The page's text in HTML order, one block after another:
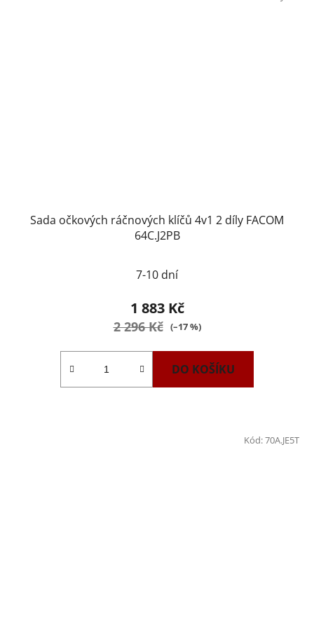
Sada očkových ráčnových klíčů 4v1 2 díly FACOM
64C.J2PB
7-10 dní
1 883 Kč
2 296 Kč (–17 %)
DO KOŠÍKU
Kód:70A.JE5T